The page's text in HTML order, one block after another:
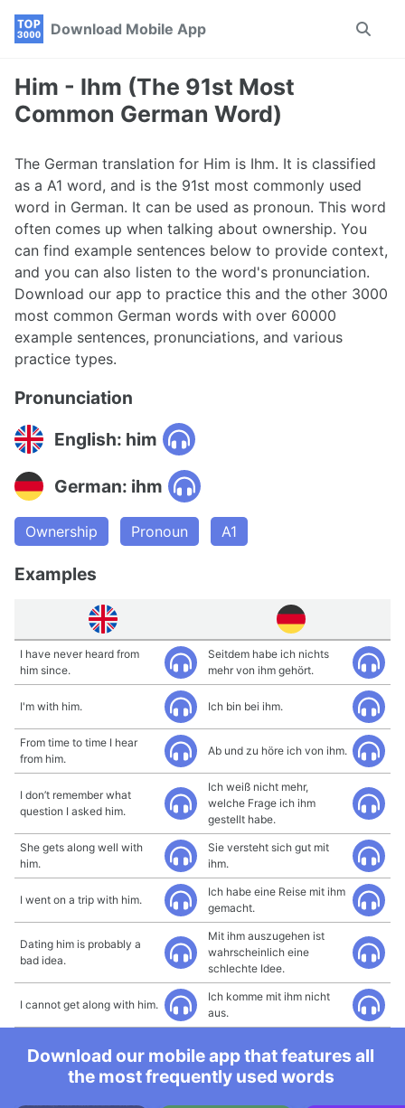
Skip
navigation
Skip
Skip
Download Mobile App
Toggle
Him - Ihm (The 91st Most
Common German Word)
The German translation for Him is Ihm. It is classified
as a A1 word, and is the 91st most commonly used
word in German. It can be used as pronoun. This word
often comes up when talking about ownership. You
can find example sentences below to provide context,
and you can also listen to the word's pronunciation.
Download our app to practice this and the other 3000
most common German words with over 60000
example sentences, pronunciations, and various
practice types.
Pronunciation
English: him
German: ihm
Ownership Pronoun A1
Examples
I have never heard from
him since.
Seitdem habe ich nichts
mehr von ihm gehört.
I'm with him. Ich bin bei ihm.
From time to time I hear
from him.
Ab und zu höre ich von ihm.
I don’t remember what
question I asked him.
Ich weiß nicht mehr,
welche Frage ich ihm
gestellt habe.
She gets along well with
him.
Sie versteht sich gut mit
ihm.
I went on a trip with him.
Ich habe eine Reise mit ihm
gemacht.
Dating him is probably a
bad idea.
Mit ihm auszugehen ist
wahrscheinlich eine
schlechte Idee.
I cannot get along with him.
Ich komme mit ihm nicht
aus.
Download our mobile app that features all
the most frequently used words